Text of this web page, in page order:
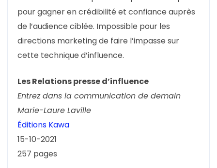
pour gagner en crédibilité et confiance auprès
de l’audience ciblée. Impossible pour les
directions marketing de faire l’impasse sur
cette technique d’influence.
Les Relations presse d’influence
Entrez dans la communication de demain
Marie-Laure Laville
Éditions Kawa
15-10-2021
257 pages